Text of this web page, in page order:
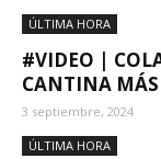
ÚLTIMA HORA
#VIDEO |
CANTINA
3 septiembre, 2024
ÚLTIMA HORA